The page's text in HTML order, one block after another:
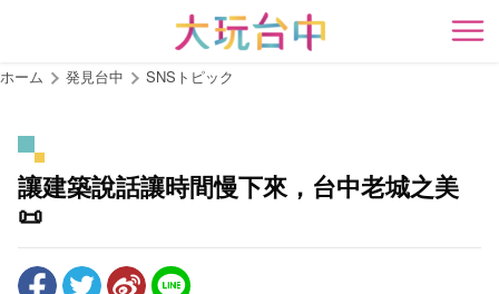
ー
開
ホーム 発見台中 SNSトピック
讓建築說話讓時間慢下來，台中老城之美
📜